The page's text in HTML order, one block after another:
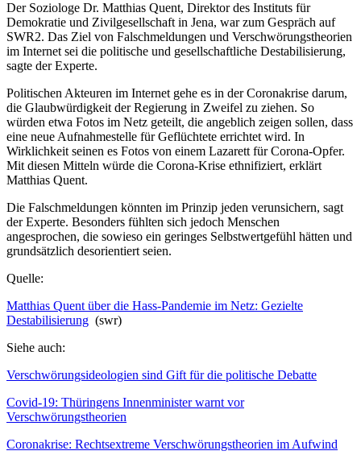
Der Soziologe Dr. Matthias Quent, Direktor des Instituts für
Demokratie und Zivilgesellschaft in Jena, war zum Gespräch auf
SWR2. Das Ziel von Falschmeldungen und Verschwörungstheorien
im Internet sei die politische und gesellschaftliche Destabilisierung,
sagte der Experte.
Politischen Akteuren im Internet gehe es in der Coronakrise darum,
die Glaubwürdigkeit der Regierung in Zweifel zu ziehen. So
würden etwa Fotos im Netz geteilt, die angeblich zeigen sollen, dass
eine neue Aufnahmestelle für Geflüchtete errichtet wird. In
Wirklichkeit seinen es Fotos von einem Lazarett für Corona-Opfer.
Mit diesen Mitteln würde die Corona-Krise ethnifiziert, erklärt
Matthias Quent.
Die Falschmeldungen könnten im Prinzip jeden verunsichern, sagt
der Experte. Besonders fühlten sich jedoch Menschen
angesprochen, die sowieso ein geringes Selbstwertgefühl hätten und
grundsätzlich desorientiert seien.
Quelle:
Matthias Quent über die Hass-Pandemie im Netz: Gezielte
Destabilisierung (swr)
Siehe auch:
Verschwörungsideologien sind Gift für die politische Debatte
Covid-19: Thüringens Innenminister warnt vor
Verschwörungstheorien
Coronakrise: Rechtsextreme Verschwörungstheorien im Aufwind